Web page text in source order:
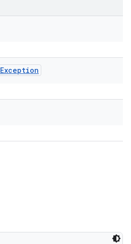
Exception